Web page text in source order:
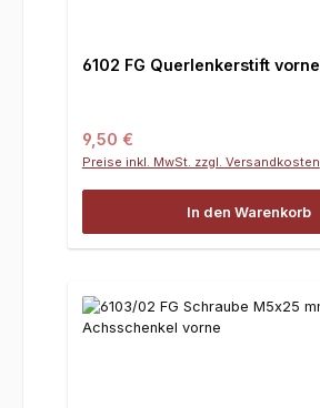
6102 FG Querlenkerstift vorne
Regulärer Preis:
9,50 €
Preise inkl. MwSt. zzgl. Versandkosten
In den Warenkorb